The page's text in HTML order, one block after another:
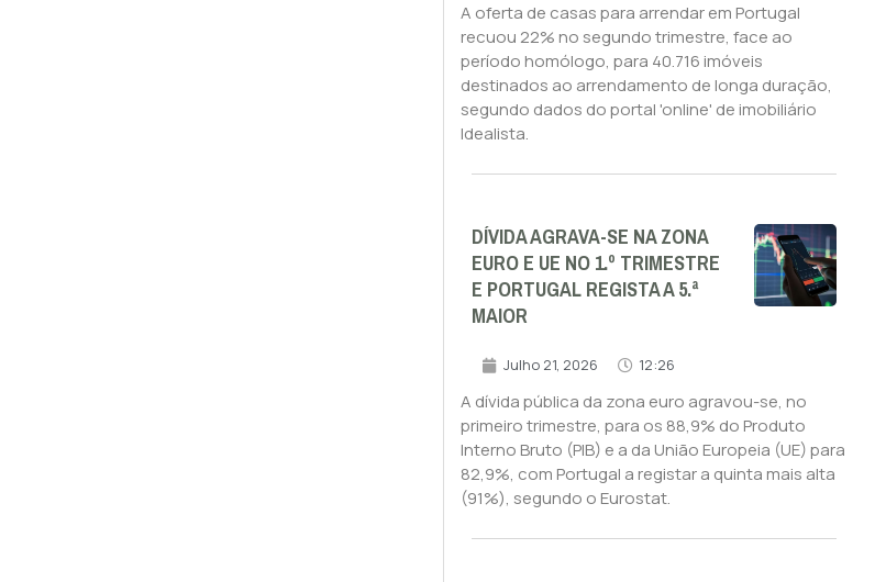
A oferta de casas para arrendar em Portugal
recuou 22% no segundo trimestre, face ao
período homólogo, para 40.716 imóveis
destinados ao arrendamento de longa duração,
segundo dados do portal 'online' de imobiliário
Idealista.
DÍVIDA AGRAVA-SE NA ZONA
EURO E UE NO 1.º TRIMESTRE
E PORTUGAL REGISTA A 5.ª
MAIOR
Julho 21, 2026 12:26
A dívida pública da zona euro agravou-se, no
primeiro trimestre, para os 88,9% do Produto
Interno Bruto (PIB) e a da União Europeia (UE) para
82,9%, com Portugal a registar a quinta mais alta
(91%), segundo o Eurostat.